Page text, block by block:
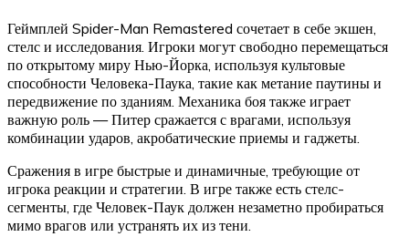
Геймплей Spider-Man Remastered сочетает в себе экшен,
стелс и исследования. Игроки могут свободно перемещаться
по открытому миру Нью-Йорка, используя культовые
способности Человека-Паука, такие как метание паутины и
передвижение по зданиям. Механика боя также играет
важную роль — Питер сражается с врагами, используя
комбинации ударов, акробатические приемы и гаджеты.
Сражения в игре быстрые и динамичные, требующие от
игрока реакции и стратегии. В игре также есть стелс-
сегменты, где Человек-Паук должен незаметно пробираться
мимо врагов или устранять их из тени.